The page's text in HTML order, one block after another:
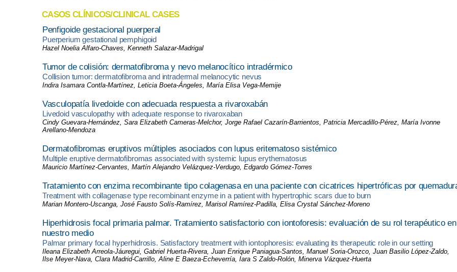
CASOS CLÍNICOS/CLINICAL CASES
Penfigoide gestacional puerperal
Puerperium gestational pemphigoid
Hazel Noelia Alfaro-Chaves, Kenneth Salazar-Madrigal
Tumor de colisión: dermatofibroma y nevo melanocítico intradérmico
Collision tumor: dermatofibroma and intradermal melanocytic nevus
Indira Isamara Contla-Martínez, Leticia Boeta-Ángeles, María Elisa Vega-Memije
Vasculopatía livedoide con adecuada respuesta a rivaroxabán
Livedoid vasculopathy with adequate response to rivaroxaban
Cindy Guevara-Hernández, Sara Elizabeth Cameras-Melchor, Jorge Rafael Cazarín-Barrientos, Patricia Mercadillo-Pérez, María Ivonne
Arellano-Mendoza
Dermatofibromas eruptivos múltiples asociados con lupus eritematoso sistémico
Multiple eruptive dermatofibromas associated with systemic lupus erythematosus
Mauricio Martínez-Cervantes, Martín Alejandro Velázquez-Verdugo, Edgardo Gómez-Torres
Tratamiento con enzima recombinante tipo colagenasa en una paciente con cicatrices hipertróficas por
Treatment with collagenase type recombinant enzyme in a patient with hypertrophic scars due to burn
Marian Montero-Uscanga, José Fausto Solís-Ramírez, Marisol Ramírez-Padilla, Elisa Crystal Sánchez-Moreno
Hiperhidrosis focal primaria palmar. Tratamiento satisfactorio con iontoforesis: evaluación de su rol terapéutico en
nuestro medio
Palmar primary focal hyperhidrosis. Satisfactory treatment with iontophoresis: evaluating its therapeutic role in our setting
Ileana Elizabeth Arreola-Jáuregui, Gabriel Huerta-Rivera, Juan Enrique Paniagua-Santos, Manuel Soria-Orozco, Juan Basilio López-Zaldo,
Ilse Meyer-Nava, Clara Madrid-Carrillo, Aline E Baeza-Echeverría, Iara S Zaldo-Rolón, Minerva Vázquez-Huerta